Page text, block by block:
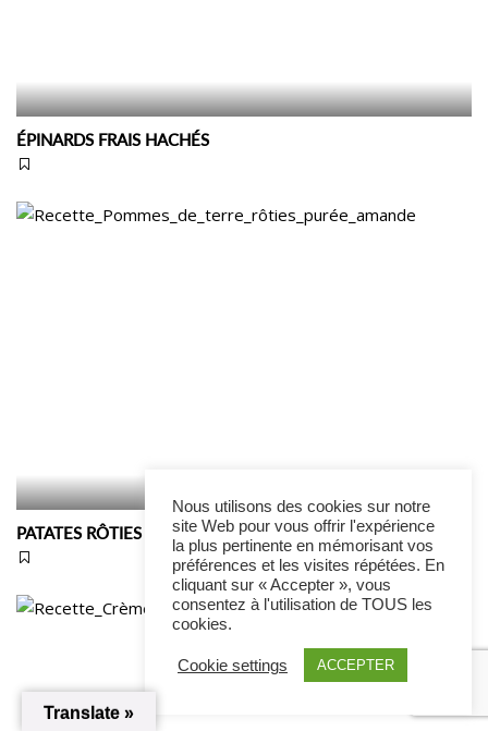
ÉPINARDS FRAIS HACHÉS
PATATES RÔTIES
Nous utilisons des cookies sur notre
site Web pour vous offrir l'expérience
la plus pertinente en mémorisant vos
préférences et les visites répétées. En
cliquant sur « Accepter », vous
consentez à l'utilisation de TOUS les
cookies.
Cookie settings ACCEPTER
Translate »